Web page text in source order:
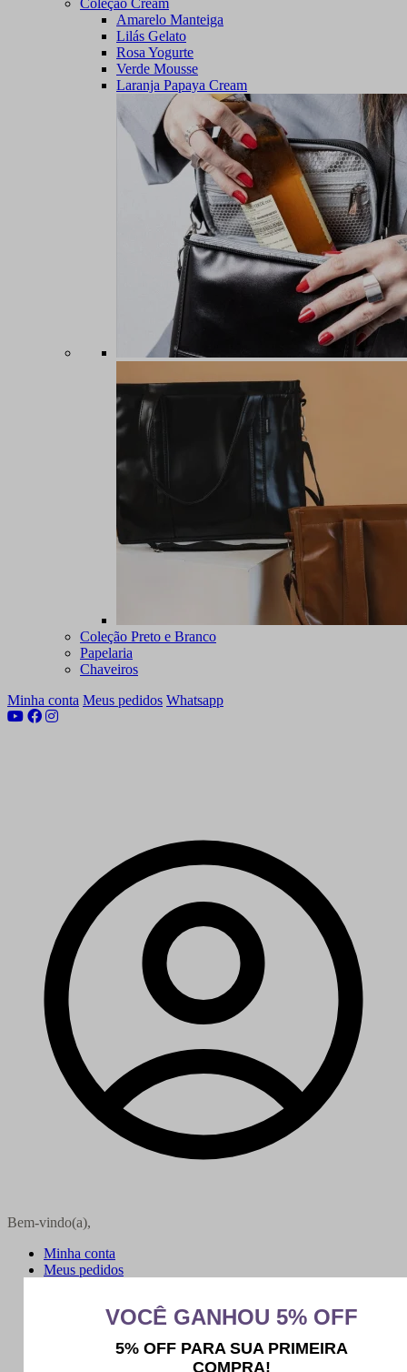
Coleção Cream
Amarelo Manteiga
Lilás Gelato
Rosa Yogurte
Verde Mousse
Laranja Papaya Cream
Coleção Preto e Branco
Papelaria
Chaveiros
Minha conta Meus pedidos Whatsapp
Bem-vindo(a),
Minha conta
Meus pedidos